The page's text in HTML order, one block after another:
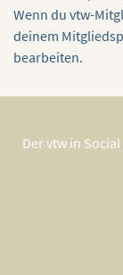
Wenn du vtw-
deinem
bearbeiten.
Der vtw in